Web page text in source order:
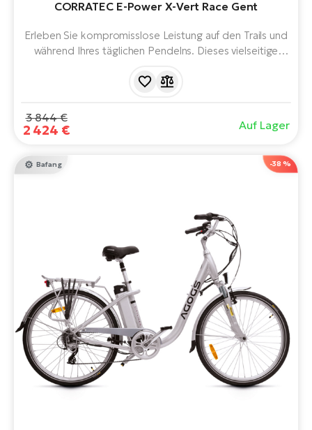
CORRATEC E-Power X-Vert Race Gent
Erleben Sie kompromisslose Leistung auf den Trails und
während Ihres täglichen Pendelns. Dieses vielseitige
Motor (100 Nm) und einem riesigen 800-Wh-Akku
Leichtigkeit, Stabilität und eine große Reichweite für Ihre
Abenteuer und Herausforderungen.
3 844 €
2 424 € Auf Lager
-38 %
Bafang